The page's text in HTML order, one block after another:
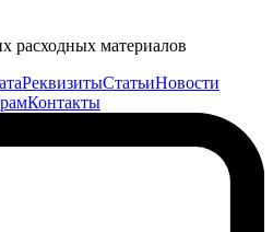
расходных материалов
РеквизитыСтатьиНовости
Контакты